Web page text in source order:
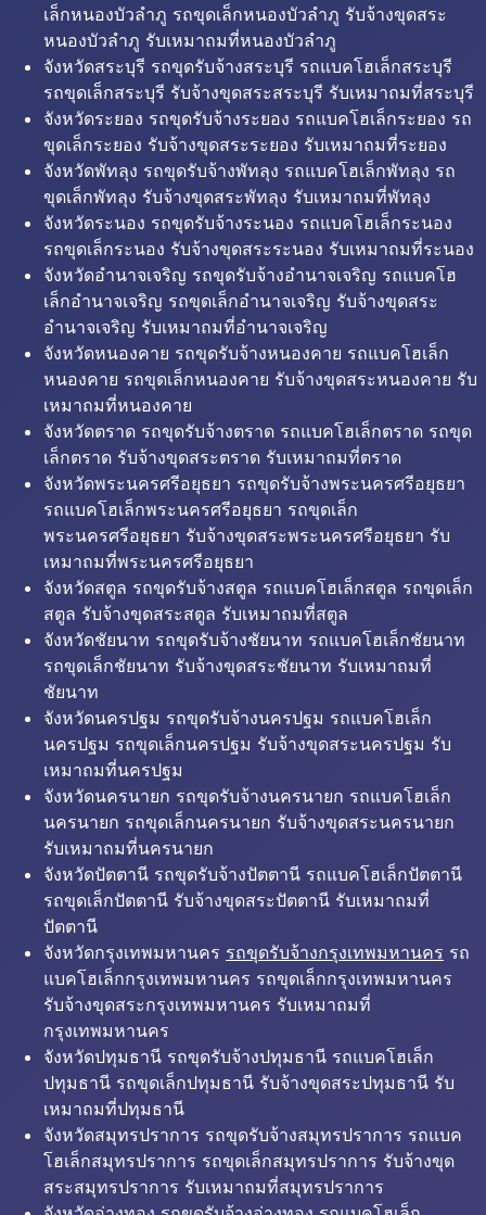
เล็กหนองบัวลำภู รถขุดเล็กหนองบัวลำภู รับจ้างขุดสระ
หนองบัวลำภู รับเหมาถมที่หนองบัวลำภู
จังหวัดสระบุรี รถขุดรับจ้างสระบุรี รถแบคโฮเล็กสระบุรี
รถขุดเล็กสระบุรี รับจ้างขุดสระสระบุรี รับเหมาถมที่สระบุรี
จังหวัดระยอง รถขุดรับจ้างระยอง รถแบคโฮเล็กระยอง รถ
ขุดเล็กระยอง รับจ้างขุดสระระยอง รับเหมาถมที่ระยอง
จังหวัดพัทลุง รถขุดรับจ้างพัทลุง รถแบคโฮเล็กพัทลุง รถ
ขุดเล็กพัทลุง รับจ้างขุดสระพัทลุง รับเหมาถมที่พัทลุง
จังหวัดระนอง รถขุดรับจ้างระนอง รถแบคโฮเล็กระนอง
รถขุดเล็กระนอง รับจ้างขุดสระระนอง รับเหมาถมที่ระนอง
จังหวัดอำนาจเจริญ รถขุดรับจ้างอำนาจเจริญ รถแบคโฮ
เล็กอำนาจเจริญ รถขุดเล็กอำนาจเจริญ รับจ้างขุดสระ
อำนาจเจริญ รับเหมาถมที่อำนาจเจริญ
จังหวัดหนองคาย รถขุดรับจ้างหนองคาย รถแบคโฮเล็ก
หนองคาย รถขุดเล็กหนองคาย รับจ้างขุดสระหนองคาย รับ
เหมาถมที่หนองคาย
จังหวัดตราด รถขุดรับจ้างตราด รถแบคโฮเล็กตราด รถขุด
เล็กตราด รับจ้างขุดสระตราด รับเหมาถมที่ตราด
จังหวัดพระนครศรีอยุธยา รถขุดรับจ้างพระนครศรีอยุธยา
รถแบคโฮเล็กพระนครศรีอยุธยา รถขุดเล็ก
พระนครศรีอยุธยา รับจ้างขุดสระพระนครศรีอยุธยา รับ
เหมาถมที่พระนครศรีอยุธยา
จังหวัดสตูล รถขุดรับจ้างสตูล รถแบคโฮเล็กสตูล รถขุดเล็ก
สตูล รับจ้างขุดสระสตูล รับเหมาถมที่สตูล
จังหวัดชัยนาท รถขุดรับจ้างชัยนาท รถแบคโฮเล็กชัยนาท
รถขุดเล็กชัยนาท รับจ้างขุดสระชัยนาท รับเหมาถมที่
ชัยนาท
จังหวัดนครปฐม รถขุดรับจ้างนครปฐม รถแบคโฮเล็ก
นครปฐม รถขุดเล็กนครปฐม รับจ้างขุดสระนครปฐม รับ
เหมาถมที่นครปฐม
จังหวัดนครนายก รถขุดรับจ้างนครนายก รถแบคโฮเล็ก
นครนายก รถขุดเล็กนครนายก รับจ้างขุดสระนครนายก
รับเหมาถมที่นครนายก
จังหวัดปัตตานี รถขุดรับจ้างปัตตานี รถแบคโฮเล็กปัตตานี
รถขุดเล็กปัตตานี รับจ้างขุดสระปัตตานี รับเหมาถมที่
ปัตตานี
จังหวัดกรุงเทพมหานคร รถขุดรับจ้างกรุงเทพมหานคร รถ
แบคโฮเล็กกรุงเทพมหานคร รถขุดเล็กกรุงเทพมหานคร
รับจ้างขุดสระกรุงเทพมหานคร รับเหมาถมที่
กรุงเทพมหานคร
จังหวัดปทุมธานี รถขุดรับจ้างปทุมธานี รถแบคโฮเล็ก
ปทุมธานี รถขุดเล็กปทุมธานี รับจ้างขุดสระปทุมธานี รับ
เหมาถมที่ปทุมธานี
จังหวัดสมุทรปราการ รถขุดรับจ้างสมุทรปราการ รถแบค
โฮเล็กสมุทรปราการ รถขุดเล็กสมุทรปราการ รับจ้างขุด
สระสมุทรปราการ รับเหมาถมที่สมุทรปราการ